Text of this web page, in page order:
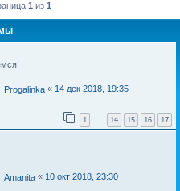
1 из 1
Progalinka « 14 дек 2018, 19:35
1 … 14 15 16 17
Amanita « 10 окт 2018, 23:30